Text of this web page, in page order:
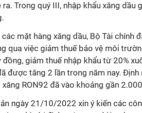
Trong quý III, nhập khẩu xăng dầu
mặt hàng xăng dầu, Bộ Tài chính
qua việc giảm thuế bảo vệ môi
giảm thuế nhập khẩu từ 20%
được tăng 2 lần trong năm nay.
RON92 đã vào khoảng gần
ngày 21/10/2022 xin ý kiến các